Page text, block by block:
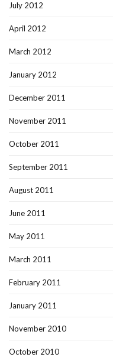
July 2012
April 2012
March 2012
January 2012
December 2011
November 2011
October 2011
September 2011
August 2011
June 2011
May 2011
March 2011
February 2011
January 2011
November 2010
October 2010